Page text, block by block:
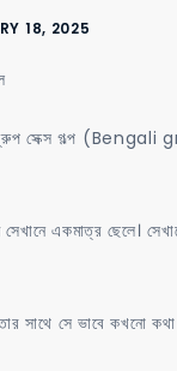
গ্রুপ সেক্স গল্প
সেখানে একমাত্র ছেলে।
সাথে সে ভাবে কখনো